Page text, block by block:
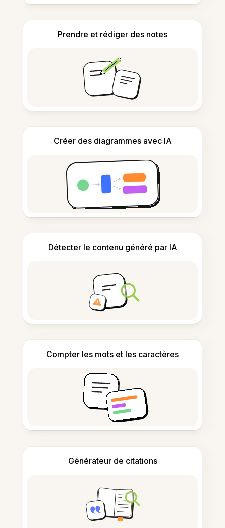
Prendre et rédiger des notes
Créer des diagrammes avec IA
Détecter le contenu généré par IA
Compter les mots et les caractères
Générateur de citations